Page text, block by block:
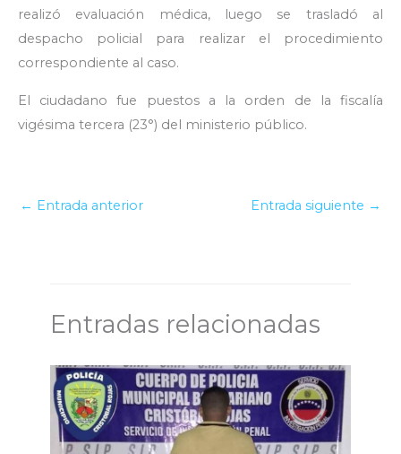
realizó evaluación médica, luego se trasladó al
despacho policial para realizar el procedimiento
correspondiente al caso.
El ciudadano fue puestos a la orden de la fiscalía
vigésima tercera (23°) del ministerio público.
← Entrada anterior Entrada siguiente →
Entradas relacionadas